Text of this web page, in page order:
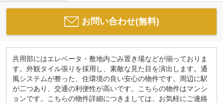
お問い合わせ(無料)
共用部にはエレベータ・敷地内ごみ置き場などが揃っておりま
す。外観タイル張りを採用し、素敵な見た目を演出します。通
風システムが整った、住環境の良い安心の物件です。周辺に駅
が二つあり、交通の利便性が高いです。こちらの物件はマンシ
ョンです。こちらの物件詳細につきましては、お気軽にご連絡